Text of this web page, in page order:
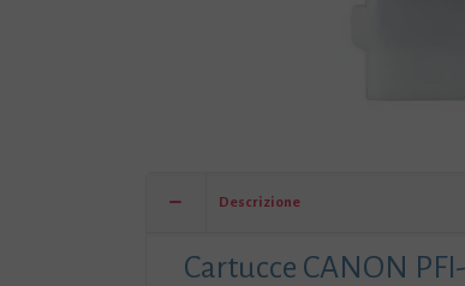
Descrizione
Cartucce CANON